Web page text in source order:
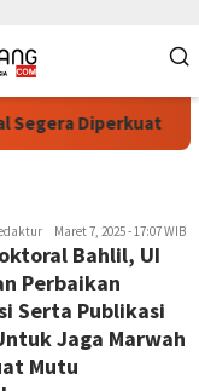
Segera Diperkuat
Maret 7, 2025 - 17:07 WIB
Bahlil, UI
Perbaikan
Serta Publikasi
Jaga Marwah
Mutu